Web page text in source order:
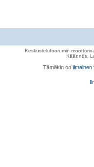
Keskustelufoorumin
Käännös,
Tämäkin on ilmainen